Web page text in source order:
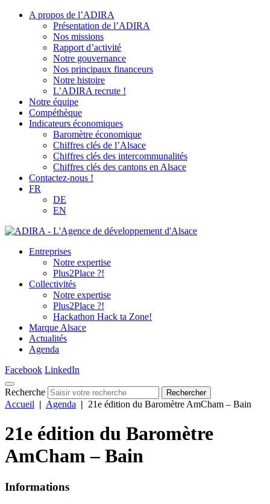
A propos de l’ADIRA
Présentation de l’ADIRA
Nos missions
Rapport d’activité
Notre gouvernance
Nos principaux financeurs
Notre histoire
L’ADIRA recrute !
Notre équipe
Compéthèque
Indicateurs économiques
Baromètre économique
Chiffres clés de l’Alsace
Chiffres clés des intercommunalités
Chiffres clés des cantons en Alsace
Contactez-nous !
FR
DE
EN
Entreprises
Notre expertise
Plus2Place ?!
Collectivités
Notre expertise
Plus2Place ?!
Hackathon Hack ta Zone!
Marque Alsace
Actualités
Agenda
Facebook LinkedIn
Recherche Rechercher
Accueil | Agenda | 21e édition du Baromètre AmCham – Bain
21e édition du Baromètre
AmCham – Bain
Informations